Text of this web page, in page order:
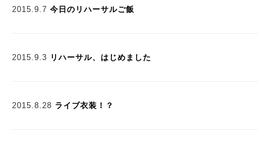
2015.9.7 今日のリハーサルご飯
2015.9.3 リハーサル、はじめました
2015.8.28 ライブ衣装！？